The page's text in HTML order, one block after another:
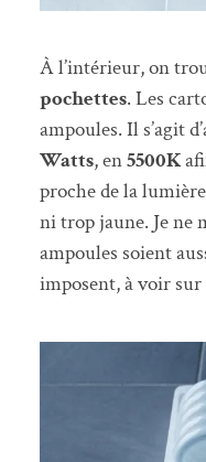
À l’intérieur, on
pochettes. Les
ampoules. Il s’agit
Watts, en5500K
proche de la
ni trop jaune. Je ne
ampoules soient
imposent, à voir